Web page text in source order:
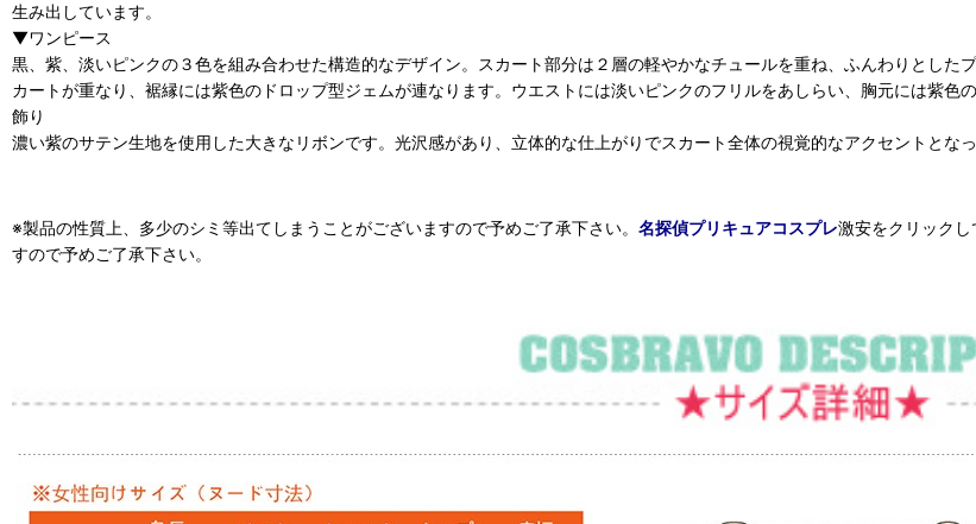
生み出しています。
▼ワンピース
黒、紫、淡いピンクの３色を組み合わせた構造的なデザイン。スカート部分は２層の軽やかなチュールを重ね、ふんわりとし
カートが重なり、裾縁には紫色のドロップ型ジェムが連なります。ウエストには淡いピンクのフリルをあしらい、胸元には紫
飾り
濃い紫のサテン生地を使用した大きなリボンです​。光沢感があり、立体的な仕上がりでスカート全体の視覚的なアクセントとなっ
※製品の性質上、多少のシミ等出てしまうことがございますので予めご了承下さい。 名探偵プリキュアコスプレ激安をクリック
すので予めご了承下さい。